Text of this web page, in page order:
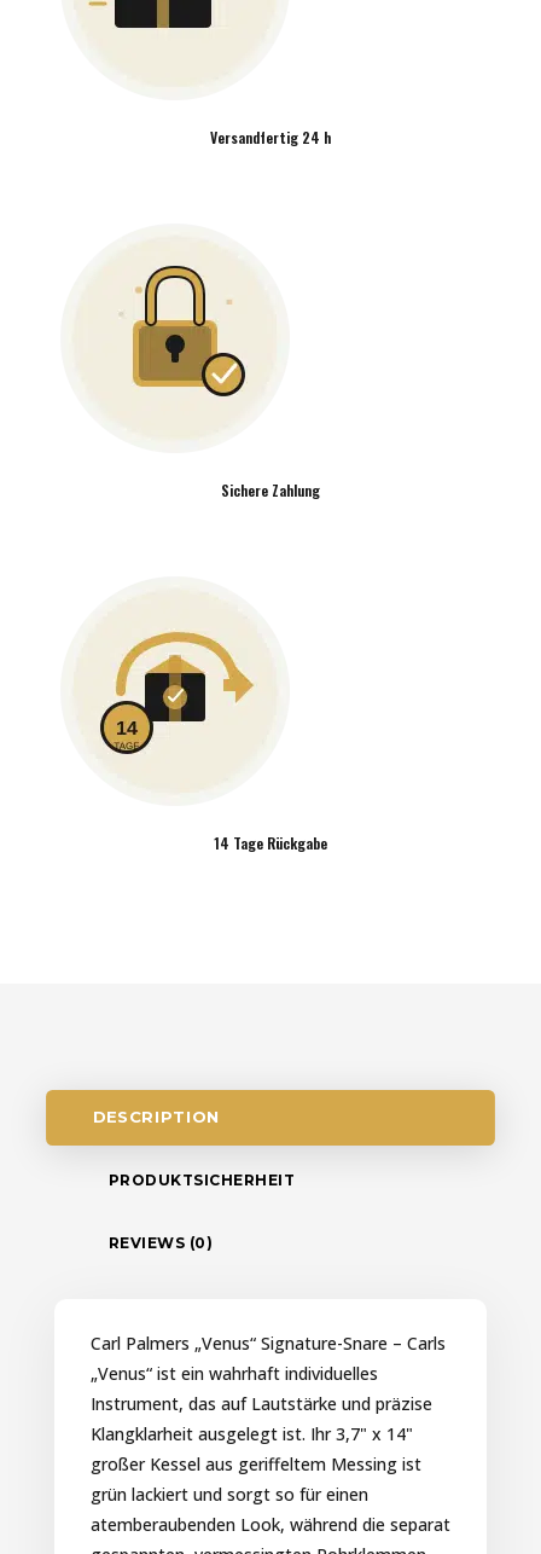
Versandfertig 24 h
Sichere Zahlung
14 Tage Rückgabe
DESCRIPTION
PRODUKTSICHERHEIT
REVIEWS (0)
Carl Palmers „Venus“ Signature-Snare – Carls
„Venus“ ist ein wahrhaft individuelles
Instrument, das auf Lautstärke und präzise
Klangklarheit ausgelegt ist. Ihr 3,7" x 14"
großer Kessel aus geriffeltem Messing ist
grün lackiert und sorgt so für einen
atemberaubenden Look, während die separat